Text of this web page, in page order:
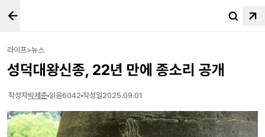
라이프>뉴스
성덕대왕신종, 22년 만에 종소리 공개
작성자박제준 읽음6042 작성일2025.09.01